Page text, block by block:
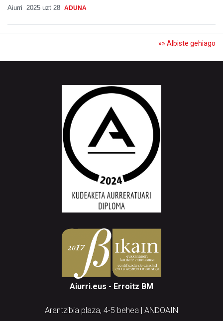
Aiurri 2025 uzt 28 ADUNA
»» Albiste gehiago
Aiurri.eus - Erroitz BM
Arantzibia plaza, 4-5 behea | ANDOAIN